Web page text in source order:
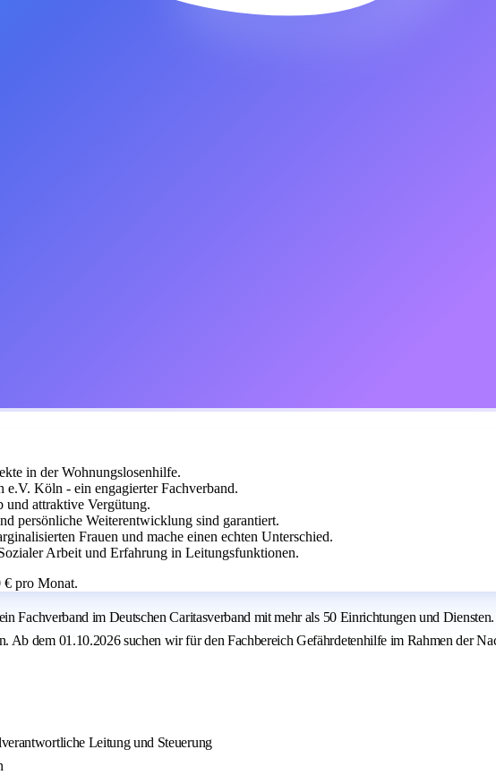
in der Wohnungslosenhilfe.
e.V. Köln - ein engagierter Fachverband.
und attraktive Vergütung.
persönliche Weiterentwicklung sind garantiert.
Frauen und mache einen echten Unterschied.
Arbeit und Erfahrung in Leitungsfunktionen.
€ pro Monat.
Fachverband im Deutschen Caritasverband mit mehr als 50 Einrichtungen und
Ab dem 01.10.2026 suchen wir für den Fachbereich Gefährdetenhilfe im Rahmen der
Leitung und Steuerung